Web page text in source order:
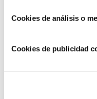
Cookies de análisis o
Cookies de publicidad